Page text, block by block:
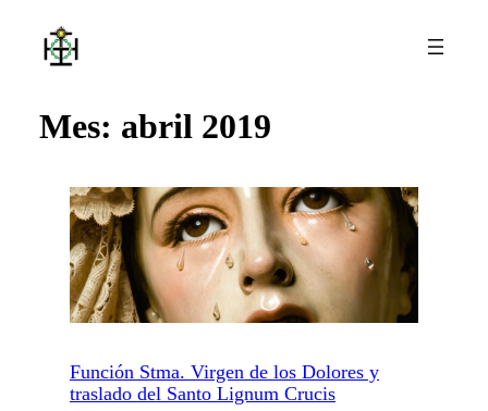
contenido
Mes: abril 2019
Función Stma. Virgen de los Dolores y
traslado del Santo Lignum Crucis